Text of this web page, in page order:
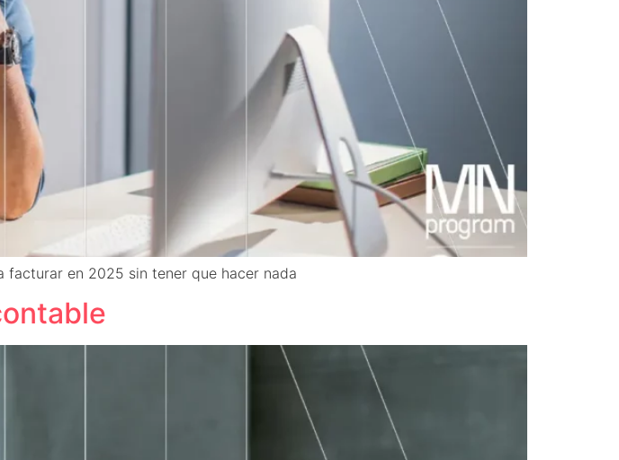
facturar en 2025 sin tener que hacer nada